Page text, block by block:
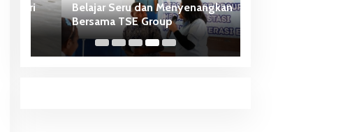
Belajar Seru dan Menyenangkan
Bersama TSE Group